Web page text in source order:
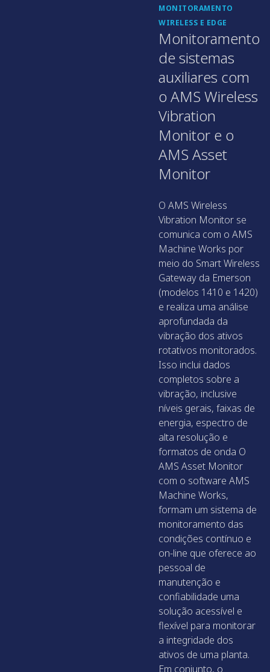
MONITORAMENTO
WIRELESS E EDGE
Monitoramento
de sistemas
auxiliares com
o AMS Wireless
Vibration
Monitor e o
AMS Asset
Monitor
O AMS Wireless
Vibration Monitor se
comunica com o AMS
Machine Works por
meio do Smart Wireless
Gateway da Emerson
(modelos 1410 e 1420)
e realiza uma análise
aprofundada da
vibração dos ativos
rotativos monitorados.
Isso inclui dados
completos sobre a
vibração, inclusive
níveis gerais, faixas de
energia, espectro de
alta resolução e
formatos de onda O
AMS Asset Monitor
com o software AMS
Machine Works,
formam um sistema de
monitoramento das
condições contínuo e
on-line que oferece ao
pessoal de
manutenção e
confiabilidade uma
solução acessível e
flexível para monitorar
a integridade dos
ativos de uma planta.
Em conjunto, o